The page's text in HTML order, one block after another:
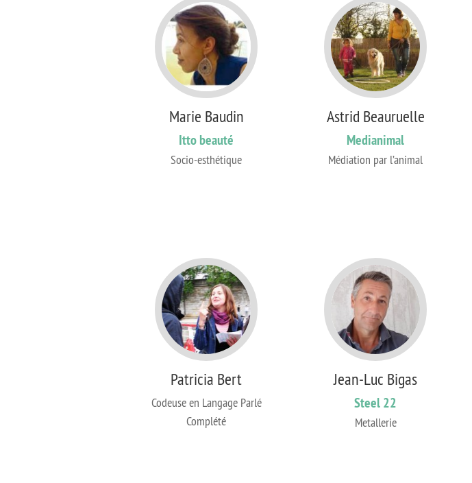
Marie Baudin
Itto beauté
Socio-esthétique
Astrid Beauruelle
Medianimal
Médiation par l’animal
Patricia Bert
Codeuse en Langage Parlé
Complété
Jean-Luc Bigas
Steel 22
Metallerie